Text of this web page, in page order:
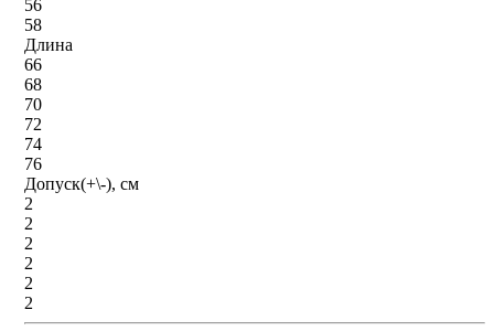
56
58
Длина
66
68
70
72
74
76
Допуск(+\-), см
2
2
2
2
2
2